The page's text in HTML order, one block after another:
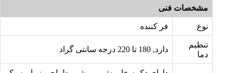
مشخصات فنی
نوع فر کننده
تنطیم
دما
دارد, 180 تا 220 درجه سانتی گراد